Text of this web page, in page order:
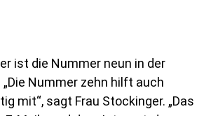
ist die Nummer neun in der
„Die Nummer zehn hilft auch
mit“, sagt Frau Stockinger. „Das